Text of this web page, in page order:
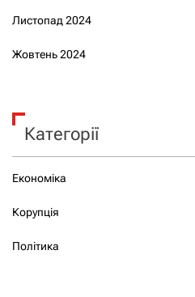
Листопад 2024
Жовтень 2024
Категорії
Економіка
Корупція
Політика